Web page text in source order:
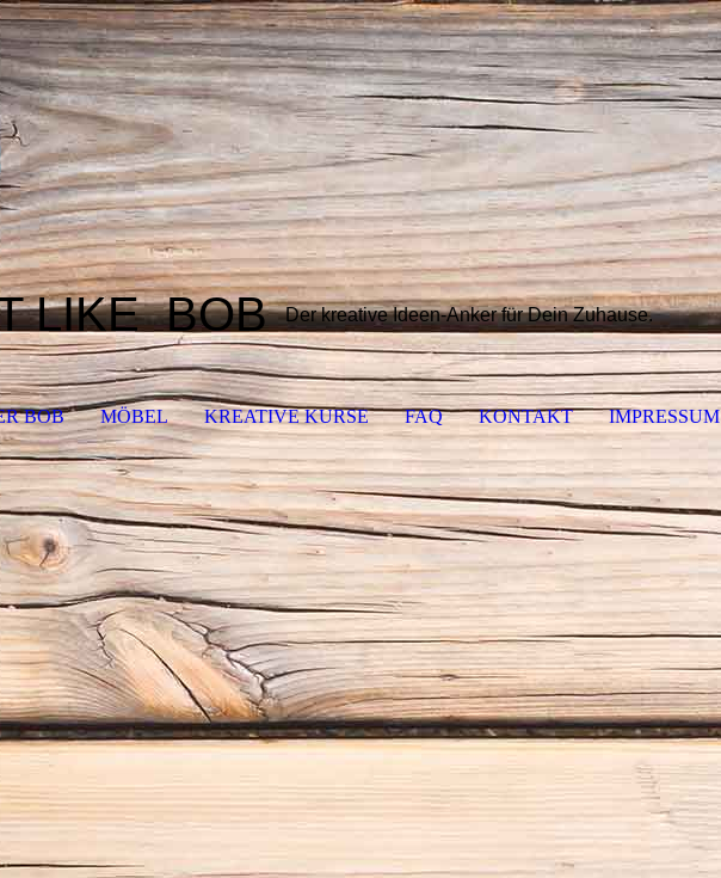
LIKE BOB Der kreative Ideen-Anker für Dein Zuhause.
BOB MÖBEL KREATIVE KURSE FAQ KONTAKT IMPRESSUM